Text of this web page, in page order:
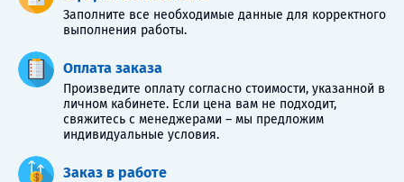
Заполните все необходимые данные для корректного
выполнения работы.
Оплата заказа
Произведите оплату согласно стоимости, указанной в
личном кабинете. Если цена вам не подходит,
свяжитесь с менеджерами – мы предложим
индивидуальные условия.
Заказ в работе